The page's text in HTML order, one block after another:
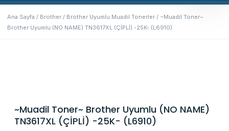
Ana Sayfa / Brother / Brother Uyumlu Muadil Tonerler / ~Muadil Toner~
Brother Uyumlu (NO NAME) TN3617XL (ÇİPLİ) -25K- (L6910)
~Muadil Toner~ Brother Uyumlu (NO NAME)
TN3617XL (ÇİPLİ) -25K- (L6910)